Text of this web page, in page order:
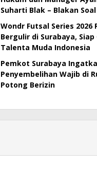
Suharti Blak – Blakan
Penyimpangan Pajak
Wondr Futsal Series 2026
Bergulir di Surabaya,
Talenta Muda Indonesia
Pemkot Surabaya
Penyembelihan Wajib di
Potong Berizin